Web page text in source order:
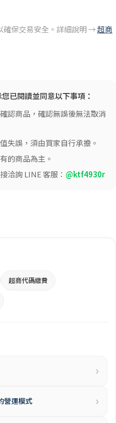
確保交易安全。詳細說明 →超商
已閱讀並同意以下事項：
認商品，確認無誤後無法取消
失誤，須由買家自行承擔。
的商品為主。
洽詢 LINE 客服： @ktf4930r
超商代碼繳費
›
營運模式 ›